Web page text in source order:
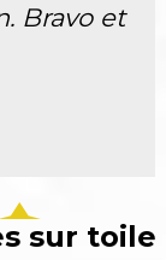
Bravo et
sur toile